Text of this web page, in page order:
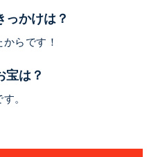
っかけは？
らです！
宝は？
。